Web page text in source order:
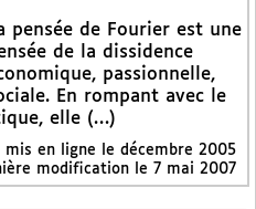
pensée de Fourier est une
de la dissidence
passionnelle,
En rompant avec le
elle (…)
mis en ligne le décembre 2005
modification le 7 mai 2007